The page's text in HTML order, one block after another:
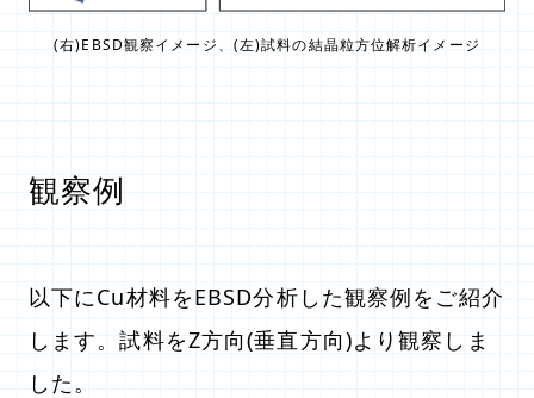
(右)EBSD観察イメージ、(左)試料の結晶粒方位解析イメージ
観察例
以下にCu材料をEBSD分析した観察例をご紹介
します。試料をZ方向(垂直方向)より観察しま
した。